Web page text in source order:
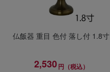
仏飯器 重目 色付 落し付 1.8寸
2,530円（税込）